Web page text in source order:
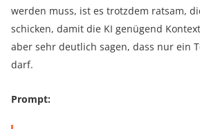
werden muss, ist es trotzdem ratsam,
schicken, damit die KI genügend
aber sehr deutlich sagen, dass nur ein
darf.
Prompt: